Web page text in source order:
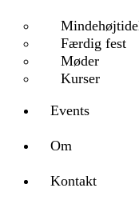
Færdig fest
Møder
Kurser
Events
Om
Kontakt